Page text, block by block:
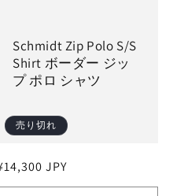
Schmidt Zip Polo S/S
Shirt ボーダー ジッ
プ ポロ シャツ
売り切れ
JPY